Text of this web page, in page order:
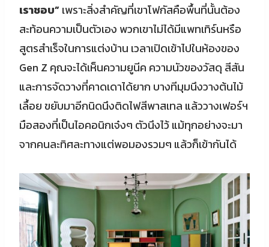
เราชอบ”เพราะสิ่งสำคัญที่เขาโฟกัสคือพื้นที่นั้นต้อง
สะท้อนความเป็นตัวเอง พวกเขาไม่ได้มีแพทเทิร์นหรือ
สูตรสำเร็จในการแต่งบ้าน เวลาเปิดเข้าไปในห้องของ
Gen Z คุณจะได้เห็นความยูนีค ความนัวของวัสดุ สีสัน
และการจัดวางที่คาดเดาได้ยาก บางทีมุมนึงวางต้นไม้
เลื้อย ขยับมาอีกนิดนึงติดไฟสีพาสเทล แล้ววางเฟอร์ฯ
มือสองที่เป็นไอคอนิกเจ๋งๆ ตัวนึงไว้ แม้ทุกอย่างจะมา
จากคนละทิศละทางแต่พอมองรวมๆ แล้วก็เข้ากันได้